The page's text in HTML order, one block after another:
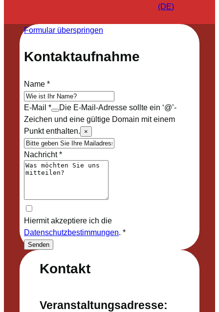
(DE)
Kontakt
Veranstaltungsadresse:
Formular überspringen
Kontaktaufnahme
Name*
E-Mail *
Die E-Mail-Adresse sollte ein ‘@’-
Zeichen und eine gültige Domain mit einem
Punkt enthalten.
×
Nachricht*
Hiermit akzeptiere ich die
Datenschutzbestimmungen. *
Senden